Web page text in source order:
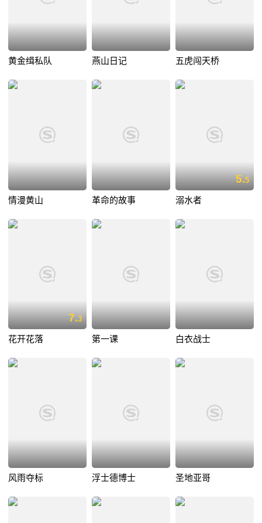
黄金缉私队 燕山日记 五虎闯天桥
情漫黄山 革命的故事
5.5
溺水者
7.3
花开花落 第一课 白衣战士
风雨夺标 浮士德博士 圣地亚哥